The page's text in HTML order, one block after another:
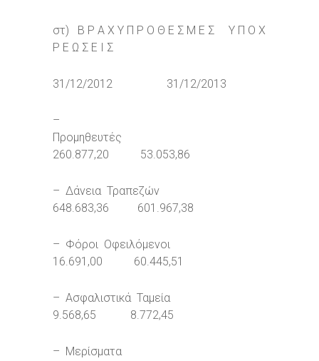
στ) Β Ρ Α Χ Υ Π Ρ Ο Θ Ε Σ Μ Ε Σ Υ Π Ο Χ
Ρ Ε Ω Σ Ε Ι Σ
31/12/2012 31/12/2013
–
Προμηθευτές
260.877,20 53.053,86
– Δάνεια Τραπεζών
648.683,36 601.967,38
– Φόροι Οφειλόμενοι
16.691,00 60.445,51
– Ασφαλιστικά Ταμεία
9.568,65 8.772,45
– Μερίσματα